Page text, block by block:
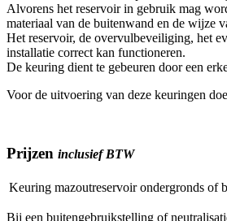
Alvorens het reservoir in gebruik mag
materiaal van de buitenwand en de wijze
Het reservoir, de overvulbeveiliging, het
installatie correct kan functioneren.
De keuring dient te gebeuren door een
Voor de uitvoering van deze keuringen
Prijzen inclusief BTW
Keuring mazoutreservoir ondergronds of
Bij een buitengebruikstelling of